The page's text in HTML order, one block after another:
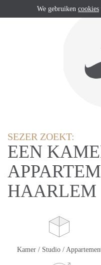
SEZER ZOEKT:
EEN
HAARLEM
Kamer / Studio /
We gebruiken cookies